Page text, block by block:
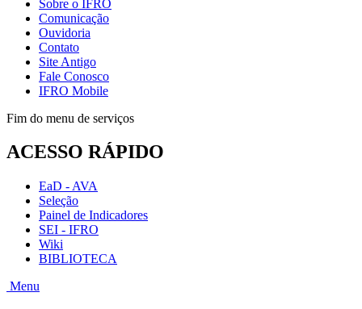
Sobre o IFRO
Comunicação
Ouvidoria
Contato
Site Antigo
Fale Conosco
IFRO Mobile
Fim do menu de serviços
ACESSO RÁPIDO
EaD - AVA
Seleção
Painel de Indicadores
SEI - IFRO
Wiki
BIBLIOTECA
Menu